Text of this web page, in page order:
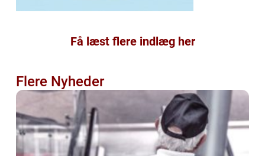
Få læst flere indlæg her
Flere Nyheder